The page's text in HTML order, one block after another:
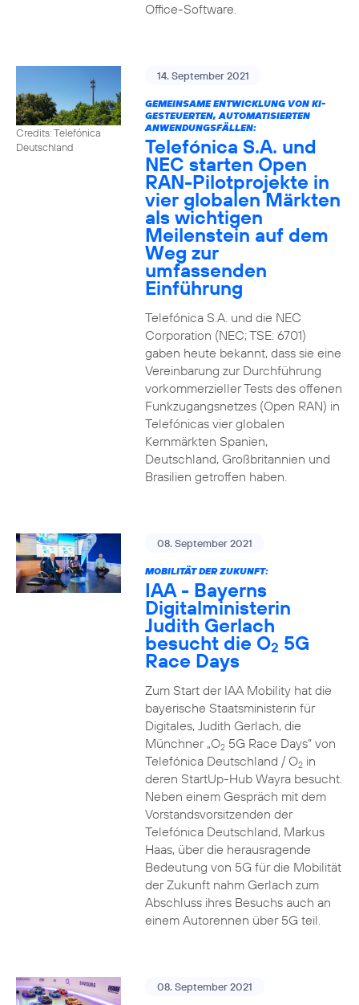
Office-Software.
Credits: Telefónica
Deutschland
14. September 2021
GEMEINSAME ENTWICKLUNG VON KI-
GESTEUERTEN, AUTOMATISIERTEN
ANWENDUNGSFÄLLEN:
Telefónica S.A. und
NEC starten Open
RAN-Pilotprojekte in
vier globalen Märkten
als wichtigen
Meilenstein auf dem
Weg zur
umfassenden
Einführung
Telefónica S.A. und die NEC
Corporation (NEC; TSE: 6701)
gaben heute bekannt, dass sie eine
Vereinbarung zur Durchführung
vorkommerzieller Tests des offenen
Funkzugangsnetzes (Open RAN) in
Telefónicas vier globalen
Kernmärkten Spanien,
Deutschland, Großbritannien und
Brasilien getroffen haben.
08. September 2021
MOBILITÄT DER ZUKUNFT:
IAA - Bayerns
Digitalministerin
Judith Gerlach
besucht die O2 5G
Race Days
Zum Start der IAA Mobility hat die
bayerische Staatsministerin für
Digitales, Judith Gerlach, die
Münchner „O25G Race Days“ von
Telefónica Deutschland / O2in
deren StartUp-Hub Wayra besucht.
Neben einem Gespräch mit dem
Vorstandsvorsitzenden der
Telefónica Deutschland, Markus
Haas, über die herausragende
Bedeutung von 5G für die Mobilität
der Zukunft nahm Gerlach zum
Abschluss ihres Besuchs auch an
einem Autorennen über 5G teil.
08. September 2021